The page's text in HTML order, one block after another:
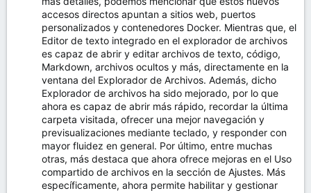
accesos directos apuntan a sitios web, puertos
personalizados y contenedores Docker. Mientras que, el
Editor de texto integrado en el explorador de archivos
es capaz de abrir y editar archivos de texto, código,
Markdown, archivos ocultos y más, directamente en la
ventana del Explorador de Archivos. Además, dicho
Explorador de archivos ha sido mejorado, por lo que
ahora es capaz de abrir más rápido, recordar la última
carpeta visitada, ofrecer una mejor navegación y
previsualizaciones mediante teclado, y responder con
mayor fluidez en general. Por último, entre muchas
otras, más destaca que ahora ofrece mejoras en el Uso
compartido de archivos en la sección de Ajustes. Más
específicamente, ahora permite habilitar y gestionar